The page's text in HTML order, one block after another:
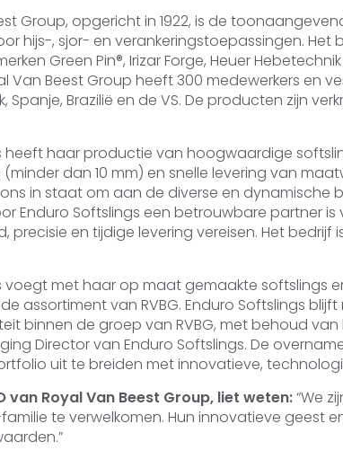
Group, opgericht in 1922, is de
hijs-, sjor- en verankeringstoepassingen.
Green Pin®, Irizar Forge, Heuer
Van Beest Group heeft 300 medewerkers en
Spanje, Brazilië en de VS. De producten zijn
heeft haar productie van hoogwaardige
dan 10 mm) en snelle levering van
in staat om aan de diverse en dynamische
Enduro Softslings een betrouwbare partner
precisie en tijdige levering vereisen. Het bedrijf
voegt met haar op maat gemaakte softslings
assortiment van RVBG. Enduro Softslings
binnen de groep van RVBG, met behoud
Director van Enduro Softslings. De
uit te breiden met innovatieve,
van Royal Van Beest Group, liet weten:“We
te verwelkomen. Hun innovatieve geest